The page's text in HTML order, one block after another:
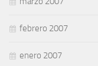
febrero 2007
enero 2007